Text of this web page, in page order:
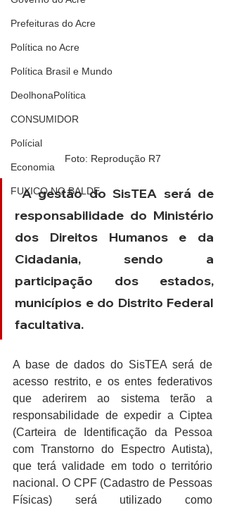
Prefeituras do Acre
Política no Acre
Política Brasil e Mundo
DeolhonaPolítica
CONSUMIDOR
Polícial
Economia
FUXICO NO BALDE
Foto: Reprodução R7
A gestão do SisTEA será de
responsabilidade do Ministério
dos Direitos Humanos e da
Cidadania, sendo a
participação dos estados,
municípios e do Distrito Federal
facultativa.
A base de dados do SisTEA será de
acesso restrito, e os entes federativos
que aderirem ao sistema terão a
responsabilidade de expedir a Ciptea
(Carteira de Identificação da Pessoa
com Transtorno do Espectro Autista),
que terá validade em todo o território
nacional. O CPF (Cadastro de Pessoas
Físicas) será utilizado como